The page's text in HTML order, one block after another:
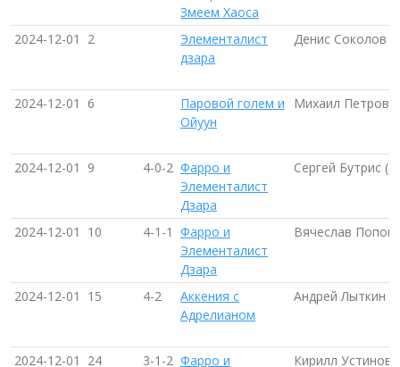
Змеем Хаоса
2024-12-01 2
Элементалист
дзара
Денис Соколов
2024-12-01 6
Паровой голем и
Ойуун
Михаил Петров
2024-12-01 9 4-0-2 Фарро и
Элементалист
Дзара
Сергей Бутрис
2024-12-01 10 4-1-1 Фарро и
Элементалист
Дзара
Вячеслав Попов
2024-12-01 15 4-2
Аккения с
Адрелианом
Андрей Лыткин
2024-12-01 24 3-1-2 Фарро и Кирилл Устинов